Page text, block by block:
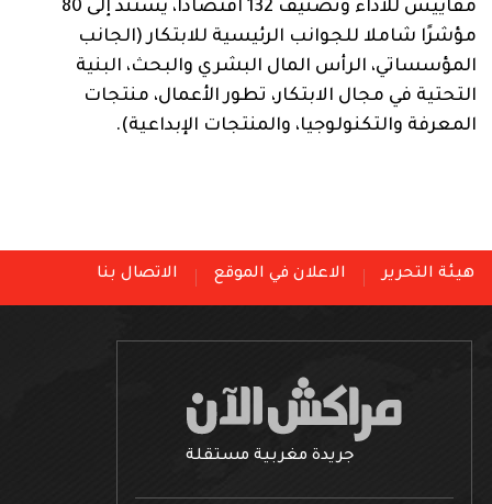
مقاييس للأداء وتصنيف 132 اقتصادًا، يستند
إلى 80
مؤشرًا شاملا للجوانب الرئيسية للابتكار (الجانب
المؤسساتي، الرأس المال البشري والبحث، البنية
التحتية في مجال الابتكار، تطور الأعمال، منتجات
المعرفة والتكنولوجيا، والمنتجات الإبداعية).
هيئة التحرير الاعلان في الموقع الاتصال بنا
جريدة مغربية مستقلة